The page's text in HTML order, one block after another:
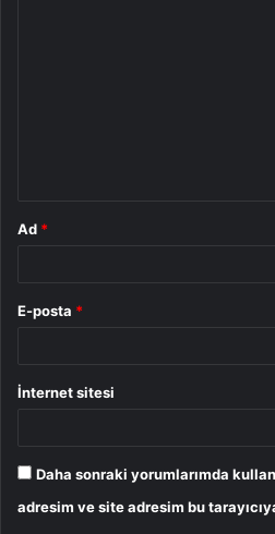
Ad *
E-posta *
İnternet sitesi
Daha sonraki yorumlarımda
adresim ve site adresim bu